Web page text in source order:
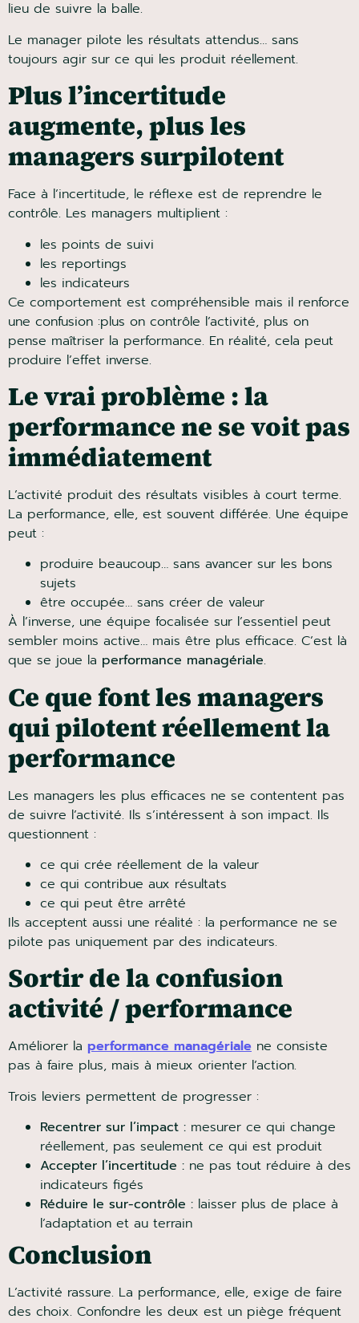
au lieu de suivre la balle.
Le manager pilote les résultats attendus… sans
toujours agir sur ce qui les produit réellement.
Plus l’incertitude
augmente, plus les
managers surpilotent
Face à l’incertitude, le réflexe est de reprendre le
contrôle. Les managers multiplient :
les points de suivi
les reportings
les indicateurs
Ce comportement est compréhensible mais il
renforce une confusion :plus on contrôle l’activité, plus
on pense maîtriser la performance. En réalité, cela
peut produire l’effet inverse.
Le vrai problème : la
performance ne se voit
pas immédiatement
L’activité produit des résultats visibles à court terme.
La performance, elle, est souvent différée. Une
équipe peut :
produire beaucoup… sans avancer sur les bons
sujets
être occupée… sans créer de valeur
À l’inverse, une équipe focalisée sur l’essentiel peut
sembler moins active… mais être plus efficace. C’est là
que se joue la performance managériale
Ce que font les managers
qui pilotent réellement la
performance
Les managers les plus efficaces ne se contentent pas
de suivre l’activité. Ils s’intéressent à son impact. Ils
questionnent :
ce qui crée réellement de la valeur
ce qui contribue aux résultats
ce qui peut être arrêté
Ils acceptent aussi une réalité : la performance ne se
pilote pas uniquement par des indicateurs.
Sortir de la confusion
activité / performance
Améliorer la performance managériale ne consiste
pas à faire plus, mais à mieux orienter l’action.
Trois leviers permettent de progresser :
Recentrer sur l’impact : mesurer ce qui change
réellement, pas seulement ce qui est produit
Accepter l’incertitude : ne pas tout réduire à
des indicateurs figés
Réduire le sur-contrôle : laisser plus de place à
l’adaptation et au terrain
Conclusion
L’activité rassure. La performance, elle, exige de faire
des choix. Confondre les deux est un piège fréquent
équipes n’écoutent pas vraiment leurs
freine réellement vos échanges commerciaux au-
Je télécharge le guide
PDF complet de 9 pages · lecture rapide